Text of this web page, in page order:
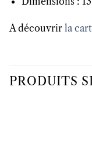
A découvrir la
PRODUITS